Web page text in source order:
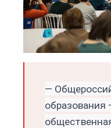
—
образования